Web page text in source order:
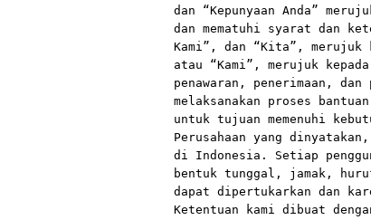
dan “Kepunyaan Anda”
dan mematuhi syarat dan
Kami”, dan “Kita”, merujuk
atau “Kami”, merujuk
penawaran, penerimaan,
melaksanakan proses
untuk tujuan memenuhi
Perusahaan yang
di Indonesia. Setiap
bentuk tunggal, jamak,
dapat dipertukarkan dan
Ketentuan kami dibuat